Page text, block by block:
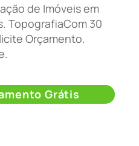
de Imóveis em
TopografiaCom 30
Orçamento.
Grátis